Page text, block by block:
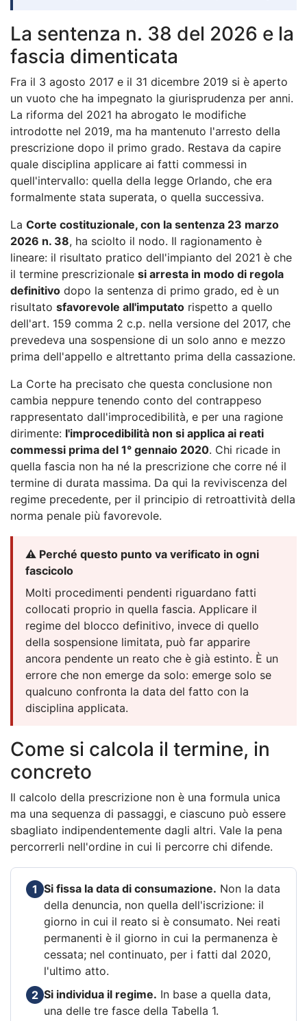
La sentenza n. 38 del 2026 e la
fascia dimenticata
Fra il 3 agosto 2017 e il 31 dicembre 2019 si è aperto
un vuoto che ha impegnato la giurisprudenza per anni.
La riforma del 2021 ha abrogato le modifiche
introdotte nel 2019, ma ha mantenuto l'arresto della
prescrizione dopo il primo grado. Restava da capire
quale disciplina applicare ai fatti commessi in
quell'intervallo: quella della legge Orlando, che era
formalmente stata superata, o quella successiva.
La Corte costituzionale, con la sentenza 23 marzo
2026 n. 38, ha sciolto il nodo. Il ragionamento è
lineare: il risultato pratico dell'impianto del 2021 è che
il termine prescrizionale si arresta in modo di regola
definitivo dopo la sentenza di primo grado, ed è un
risultato sfavorevole all'imputato rispetto a quello
dell'art. 159 comma 2 c.p. nella versione del 2017, che
prevedeva una sospensione di un solo anno e mezzo
prima dell'appello e altrettanto prima della cassazione.
La Corte ha precisato che questa conclusione non
cambia neppure tenendo conto del contrappeso
rappresentato dall'improcedibilità, e per una ragione
dirimente: l'improcedibilità non si applica ai reati
commessi prima del 1° gennaio 2020. Chi ricade in
quella fascia non ha né la prescrizione che corre né il
termine di durata massima. Da qui la reviviscenza del
regime precedente, per il principio di retroattività della
norma penale più favorevole.
⚠️ Perché questo punto va verificato in ogni
fascicolo
Molti procedimenti pendenti riguardano fatti
collocati proprio in quella fascia. Applicare il
regime del blocco definitivo, invece di quello
della sospensione limitata, può far apparire
ancora pendente un reato che è già estinto. È un
errore che non emerge da solo: emerge solo se
qualcuno confronta la data del fatto con la
disciplina applicata.
Come si calcola il termine, in
concreto
Il calcolo della prescrizione non è una formula unica
ma una sequenza di passaggi, e ciascuno può essere
sbagliato indipendentemente dagli altri. Vale la pena
percorrerli nell'ordine in cui li percorre chi difende.
1 Si fissa la data di consumazione. Non la data
della denuncia, non quella dell'iscrizione: il
giorno in cui il reato si è consumato. Nei reati
permanenti è il giorno in cui la permanenza è
cessata; nel continuato, per i fatti dal 2020,
l'ultimo atto.
2 Si individua il regime. In base a quella data,
una delle tre fasce della Tabella 1.